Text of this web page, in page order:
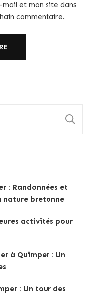
mail et mon site dans
commentaire.
: Randonnées et
nature bretonne
activités pour
à Quimper : Un
: Un tour des